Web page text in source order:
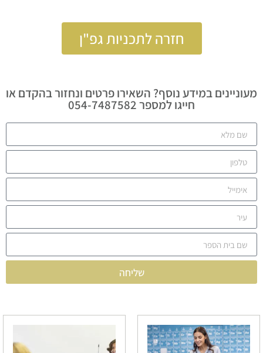
חזרה לתכניות גפ"ן
מעוניינים במידע נוסף? השאירו פרטים ונחזור בהקדם או
חייגו למספר 054-7487582
שליחה